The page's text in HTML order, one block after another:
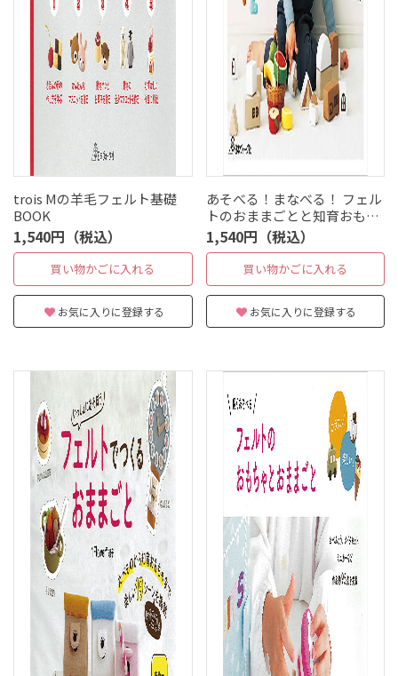
trois Mの羊毛フェルト基礎
BOOK
1,540円（税込）
買い物かごに入れる
お気に入りに登録する
あそべる！まなべる！ フェル
トのおままごとと知育おもち
ゃ
1,540円（税込）
買い物かごに入れる
お気に入りに登録する